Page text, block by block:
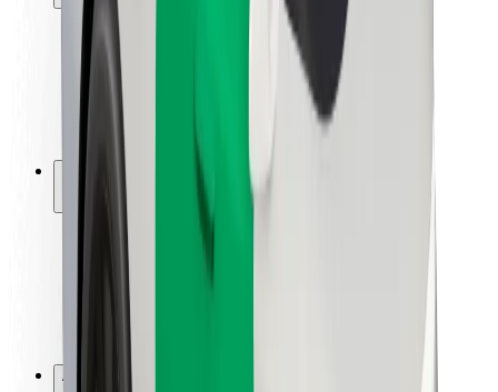
Segurança dos passageiros
Segurança dos motoristas
Segurança das trotinetes
Safety Lab
Localizações
Soluções para as cidades
Aeroportos
Estações de carregamento da Bolt
Ajuda